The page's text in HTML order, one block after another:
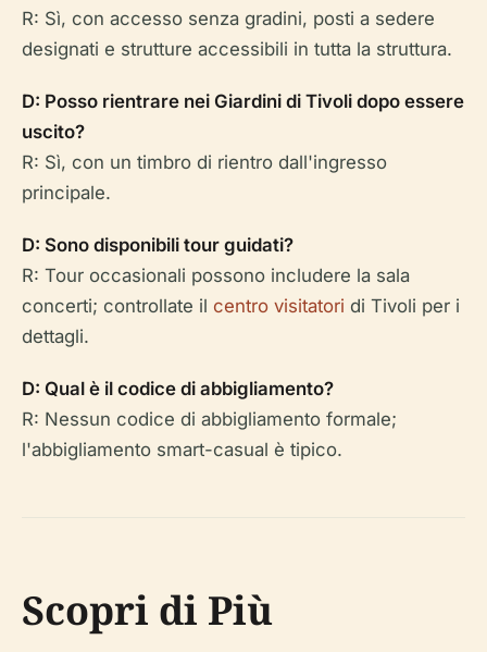
R: Sì, con accesso senza gradini, posti a sedere
designati e strutture accessibili in tutta la struttura.
D: Posso rientrare nei Giardini di Tivoli dopo essere
uscito?
R: Sì, con un timbro di rientro dall'ingresso
principale.
D: Sono disponibili tour guidati?
R: Tour occasionali possono includere la sala
concerti; controllate il centro visitatori di Tivoli per i
dettagli.
D: Qual è il codice di abbigliamento?
R: Nessun codice di abbigliamento formale;
l'abbigliamento smart-casual è tipico.
Scopri di Più